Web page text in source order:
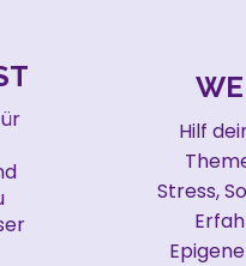
Hilf
Stress,